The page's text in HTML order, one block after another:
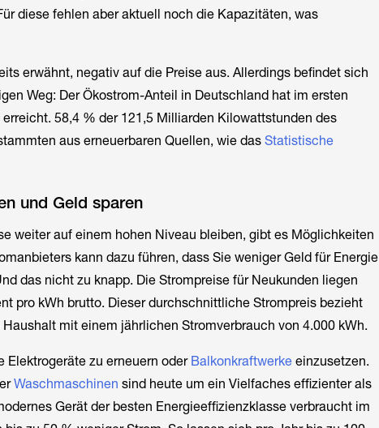
diese fehlen aber aktuell noch die Kapazitäten, was
erwähnt, negativ auf die Preise aus. Allerdings befindet sich
Weg: Der Ökostrom-Anteil in Deutschland hat im ersten
58,4 % der 121,5 Milliarden Kilowattstunden des
aus erneuerbaren Quellen, wie das Statistische
und Geld sparen
weiter auf einem hohen Niveau bleiben, gibt es Möglichkeiten
kann dazu führen, dass Sie weniger Geld für Energie
das nicht zu knapp. Die Strompreise für Neukunden liegen
pro kWh brutto. Dieser durchschnittliche Strompreis bezieht
mit einem jährlichen Stromverbrauch von 4.000 kWh.
zu erneuern oder Balkonkraftwerkeeinzusetzen.
Waschmaschinen sind heute um ein Vielfaches effizienter als
Gerät der besten Energieeffizienzklasse verbraucht im